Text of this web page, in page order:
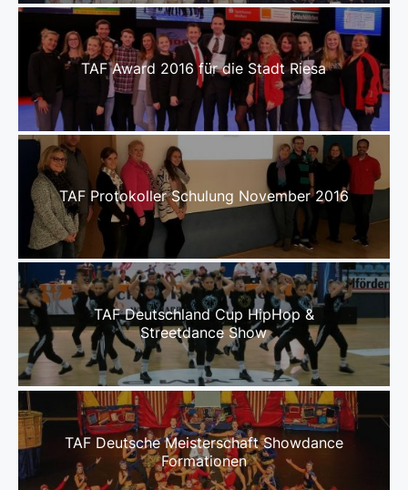
TAF Award 2016 für die Stadt Riesa
TAF Protokoller Schulung November 2016
TAF Deutschland Cup HipHop &
Streetdance Show
TAF Deutsche Meisterschaft Showdance
Formationen